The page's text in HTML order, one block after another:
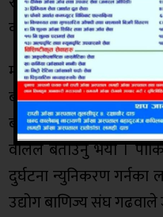
कार्यालय गढवाका प्रमुख
मार्किङ्ग कार्य सम्पन्न भई
बाईक राख्न सुझाव दिने र साे
बाहिर माेटर बाईक
वलिले बताउनु भयाे ।
दुर्घटना न्युनिकरण गर्नका
उद्योग बाणिज्य संघ